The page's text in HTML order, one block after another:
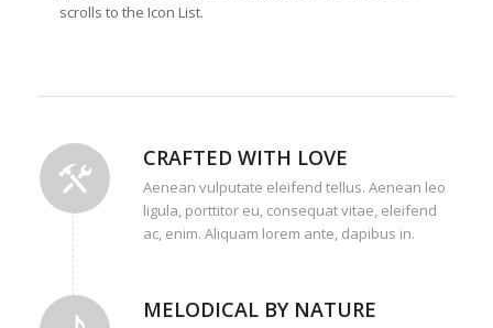
scrolls to the Icon List.
CRAFTED WITH LOVE
Aenean vulputate eleifend tellus. Aenean leo
ligula, porttitor eu, consequat vitae, eleifend
ac, enim. Aliquam lorem ante, dapibus in.
MELODICAL BY NATURE